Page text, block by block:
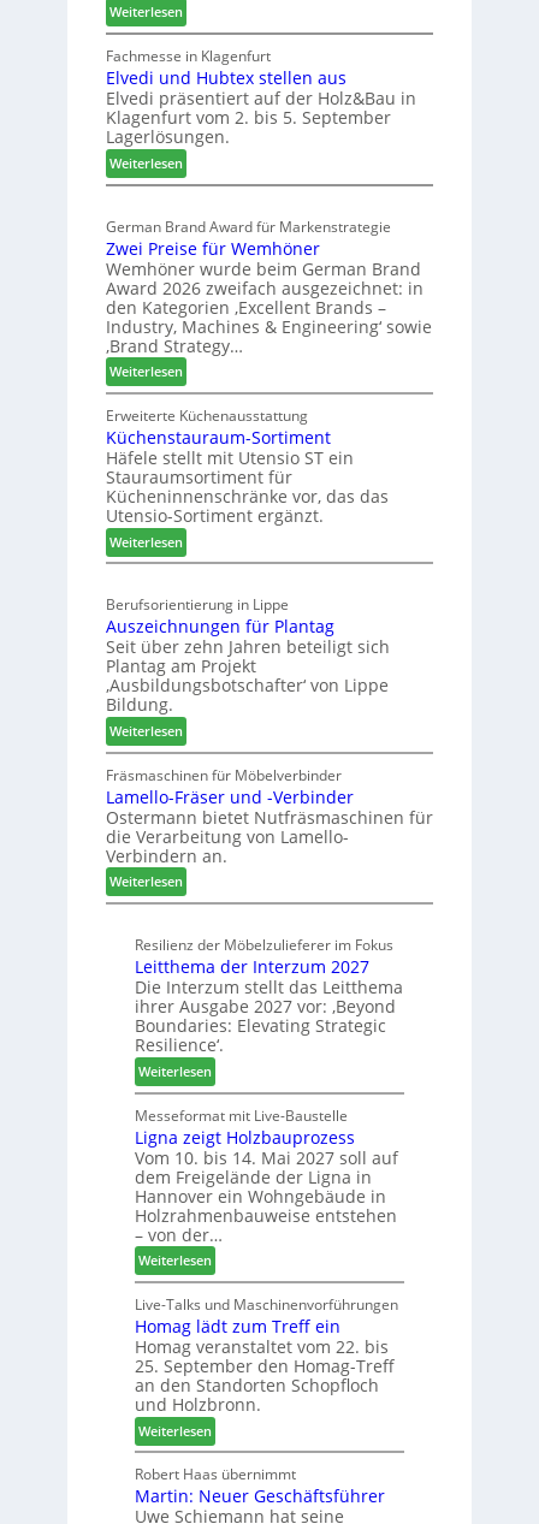
c
a
b
i
l
e
e
c
h
ä
f
t
a
h
r
Weiterlesen:
W
e
i
n
i
g
p
a
s
t
F
ü
h
r
u
n
g
a
n
Fachmesse in Klagenfurt
Elvedi und Hubtex stellen aus
Elvedi präsentiert auf der Holz&Bau in
Klagenfurt vom 2. bis 5. September
Lagerlösungen.
Weiterlesen:
E
v
e
d
i
u
n
d
H
u
b
t
e
x
s
t
e
n
a
u
German Brand Award für Markenstrategie
Zwei Preise für Wemhöner
Wemhöner wurde beim German Brand
Award 2026 zweifach ausgezeichnet: in
den Kategorien ‚Excellent Brands –
Industry, Machines & Engineering‘ sowie
‚Brand Strategy…
Weiterlesen:
Z
w
e
i
P
r
e
i
s
f
ü
r
W
e
m
h
ö
n
e
r
Erweiterte Küchenausstattung
Küchenstauraum-Sortiment
Häfele stellt mit Utensio ST ein
Stauraumsortiment für
Kücheninnenschränke vor, das das
Utensio-Sortiment ergänzt.
Weiterlesen:
K
c
h
e
n
s
t
a
u
r
a
u
m
-
S
o
t
i
m
e
n
t
Berufsorientierung in Lippe
Auszeichnungen für Plantag
Seit über zehn Jahren beteiligt sich
Plantag am Projekt
‚Ausbildungsbotschafter‘ von Lippe
Bildung.
Weiterlesen:
A
u
s
z
e
i
c
h
u
n
g
e
n
f
ü
r
P
l
a
n
t
a
g
Fräsmaschinen für Möbelverbinder
Lamello-Fräser und -Verbinder
Ostermann bietet Nutfräsmaschinen für
die Verarbeitung von Lamello-
Verbindern an.
Weiterlesen:
L
m
e
l
l
o
-
F
r
ä
s
e
r
u
n
d
-
e
r
b
i
n
d
e
r
Resilienz der Möbelzulieferer im Fokus
Leitthema der Interzum 2027
Die Interzum stellt das Leitthema
ihrer Ausgabe 2027 vor: ‚Beyond
Boundaries: Elevating Strategic
Resilience‘.
Weiterlesen:
L
e
i
t
t
h
e
m
a
d
e
r
I
n
t
e
r
u
m
Messeformat mit Live-Baustelle
Ligna zeigt Holzbauprozess
Vom 10. bis 14. Mai 2027 soll auf
dem Freigelände der Ligna in
Hannover ein Wohngebäude in
Holzrahmenbauweise entstehen
– von der…
Weiterlesen:
L
i
g
n
a
z
e
i
g
t
H
o
Live-Talks und Maschinenvorführungen
Homag lädt zum Treff ein
Homag veranstaltet vom 22. bis
25. September den Homag-Treff
an den Standorten Schopfloch
und Holzbronn.
Weiterlesen:
H
o
m
a
Robert Haas übernimmt
Martin: Neuer Geschäftsführer
Uwe Schiemann hat seine